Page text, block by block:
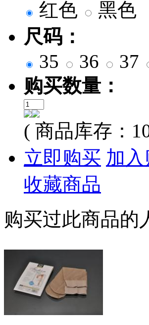
红色
黑色
尺码：
35
36 37
购买数量：
( 商品库存：
立即购买 加
收藏商品
购买过此商品的